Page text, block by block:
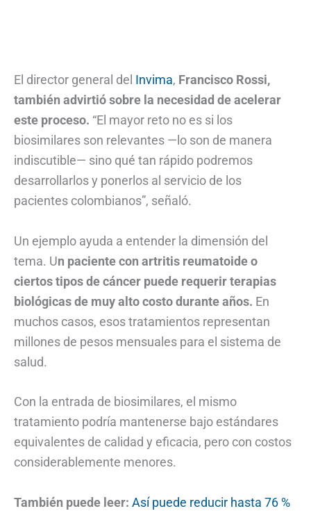
El director general del Invima, Francisco Rossi,
también advirtió sobre la necesidad de acelerar
este proceso. “El mayor reto no es si los
biosimilares son relevantes —lo son de manera
indiscutible— sino qué tan rápido podremos
desarrollarlos y ponerlos al servicio de los
pacientes colombianos”, señaló.
Un ejemplo ayuda a entender la dimensión del
tema. Un paciente con artritis reumatoide o
ciertos tipos de cáncer puede requerir terapias
biológicas de muy alto costo durante años. En
muchos casos, esos tratamientos representan
millones de pesos mensuales para el sistema de
salud.
Con la entrada de biosimilares, el mismo
tratamiento podría mantenerse bajo estándares
equivalentes de calidad y eficacia, pero con costos
considerablemente menores.
También puede leer: Así puede reducir hasta 76 %